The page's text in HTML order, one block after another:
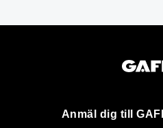
Anmäl dig till